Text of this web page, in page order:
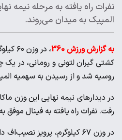
نفرات راه یافته به مرحله
المپیک به میدان می‌روند.
به گزارش ورزش 360
روسیه شد و از رسیدن به سهمیه
در دیدارهای نیمه نهایی این وزن
رفت. نفرات راه یافته به فینال
در وزن ۶۷ کیلوگرم، پرویز